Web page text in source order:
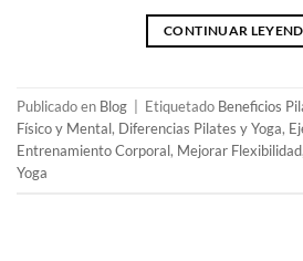
CONTINUAR
Publicado en Blog Etiquetado Beneficios
Físico y Mental, Diferencias Pilates y Yoga,
Entrenamiento Corporal, Mejorar Flexibilidad,
Yoga